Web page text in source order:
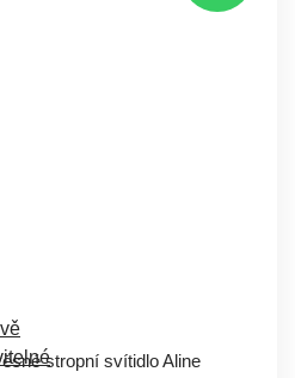
stropní svítidlo Aline